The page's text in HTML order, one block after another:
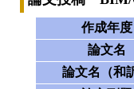
作成年度
論文名
論文名（和